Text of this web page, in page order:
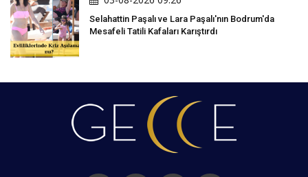
Selahattin Paşalı ve Lara Paşalı'nın Bodrum'da
Mesafeli Tatili Kafaları Karıştırdı